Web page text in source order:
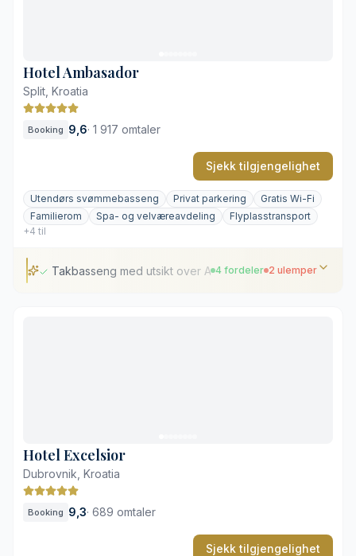
Hotel Ambasador
Split, Kroatia
Booking 9,6· 1 917 omtaler
Sjekk tilgjengelighet
Utendørs svømmebasseng Privat parkering
Gratis Wi-Fi
Familierom
Spa- og velværeavdeling
Flyplasstransport
+4 til
Takbasseng med utsikt over Adriaterhavet
4 fordeler 2 ulemper
Hotel Excelsior
Dubrovnik, Kroatia
Booking 9,3· 689 omtaler
Sjekk tilgjengelighet